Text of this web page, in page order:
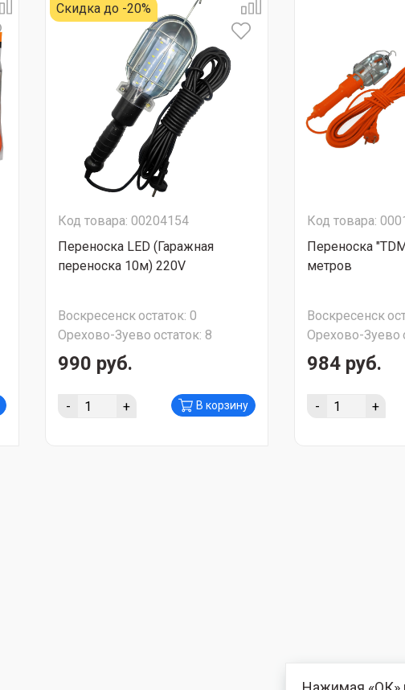
Скидка до -20%
Код товара: 00204154
Переноска LED (Гаражная
переноска 10м) 220V
Воскресенскостаток: 0
Орехово-Зуево остаток: 8
990 руб.
- + В корзину
Код товара:
Переноска
метров
Воскресенск
Орехово-Зуево
984 руб.
- +